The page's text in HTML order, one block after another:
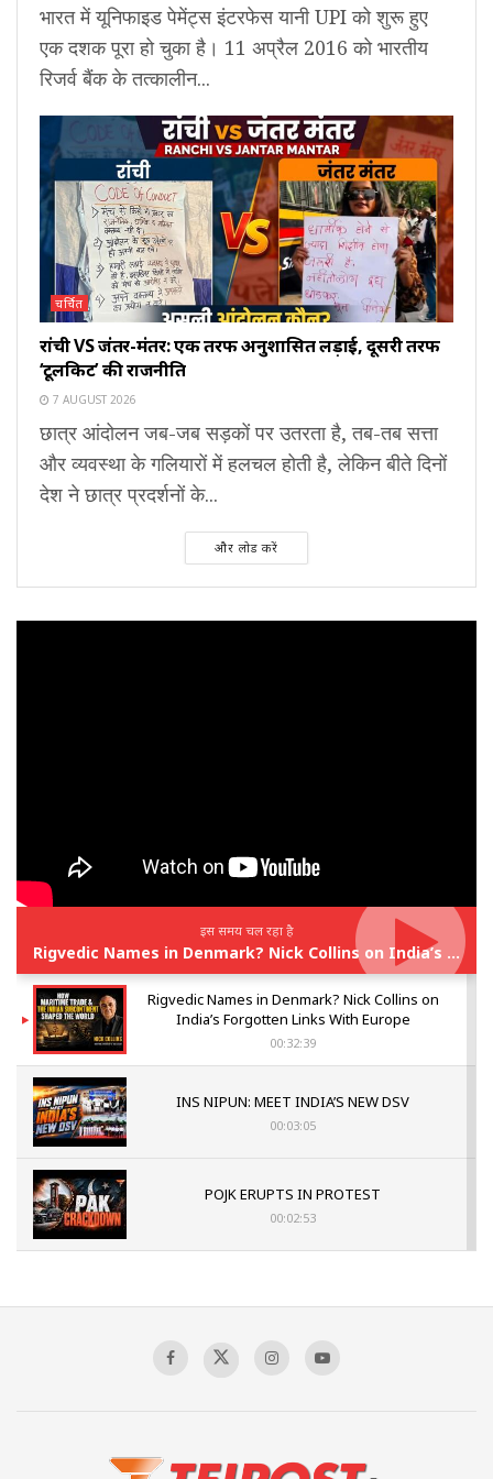
भारत में यूनिफाइड पेमेंट्स इंटरफेस यानी UPI को शुरू हुए
एक दशक पूरा हो चुका है। 11 अप्रैल 2016 को भारतीय
रिजर्व बैंक के तत्कालीन...
चर्चित
रांची VS जंतर-मंतर: एक तरफ अनुशासित लड़ाई, दूसरी तरफ
‘टूलकिट’ की राजनीति
7 AUGUST 2026
छात्र आंदोलन जब-जब सड़कों पर उतरता है, तब-तब सत्ता
और व्यवस्था के गलियारों में हलचल होती है, लेकिन बीते दिनों
देश ने छात्र प्रदर्शनों के...
और लोड करें
इस समय चल रहा है
Rigvedic Names in Denmark? Nick Collins on India’s Forgotten Links With Europe
Rigvedic Names in Denmark? Nick Collins on
India’s Forgotten Links With Europe
00:32:39
INS NIPUN: MEET INDIA’S NEW DSV
00:03:05
POJK ERUPTS IN PROTEST
00:02:53
Sagar